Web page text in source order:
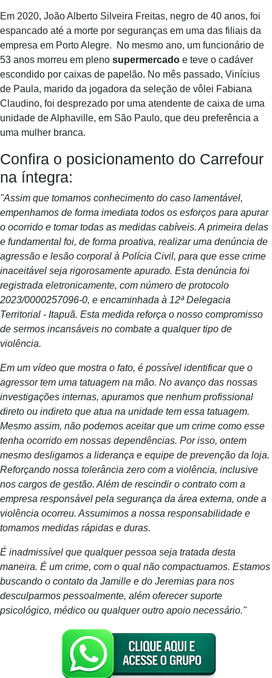
Em 2020, João Alberto Silveira Freitas, negro de 40 anos, foi
espancado até a morte por seguranças em uma das filiais da
empresa em Porto Alegre. No mesmo ano, um funcionário de
53 anos morreu em pleno supermercado e teve o cadáver
escondido por caixas de papelão. No mês passado, Vinícius
de Paula, marido da jogadora da seleção de vôlei Fabiana
Claudino, foi desprezado por uma atendente de caixa de uma
unidade de Alphaville, em São Paulo, que deu preferência a
uma mulher branca.
Confira o posicionamento do Carrefour
na íntegra:
"Assim que tomamos conhecimento do caso lamentável,
empenhamos de forma imediata todos os esforços para apurar
o ocorrido e tomar todas as medidas cabíveis. A primeira delas
e fundamental foi, de forma proativa, realizar uma denúncia de
agressão e lesão corporal à Polícia Civil, para que esse crime
inaceitável seja rigorosamente apurado. Esta denúncia foi
registrada eletronicamente, com número de protocolo
2023/0000257096-0, e encaminhada à 12ª Delegacia
Territorial - Itapuã. Esta medida reforça o nosso compromisso
de sermos incansáveis no combate a qualquer tipo de
violência.
Em um vídeo que mostra o fato, é possível identificar que o
agressor tem uma tatuagem na mão. No avanço das nossas
investigações internas, apuramos que nenhum profissional
direto ou indireto que atua na unidade tem essa tatuagem.
Mesmo assim, não podemos aceitar que um crime como esse
tenha ocorrido em nossas dependências. Por isso, ontem
mesmo desligamos a liderança e equipe de prevenção da loja.
Reforçando nossa tolerância zero com a violência, inclusive
nos cargos de gestão. Além de rescindir o contrato com a
empresa responsável pela segurança da área externa, onde a
violência ocorreu. Assumimos a nossa responsabilidade e
tomamos medidas rápidas e duras.
É inadmissível que qualquer pessoa seja tratada desta
maneira. É um crime, com o qual não compactuamos. Estamos
buscando o contato da Jamille e do Jeremias para nos
desculparmos pessoalmente, além oferecer suporte
psicológico, médico ou qualquer outro apoio necessário."